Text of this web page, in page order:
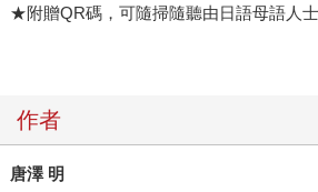
★附贈QR碼，可隨掃隨聽由日語母語人士
作者
唐澤 明